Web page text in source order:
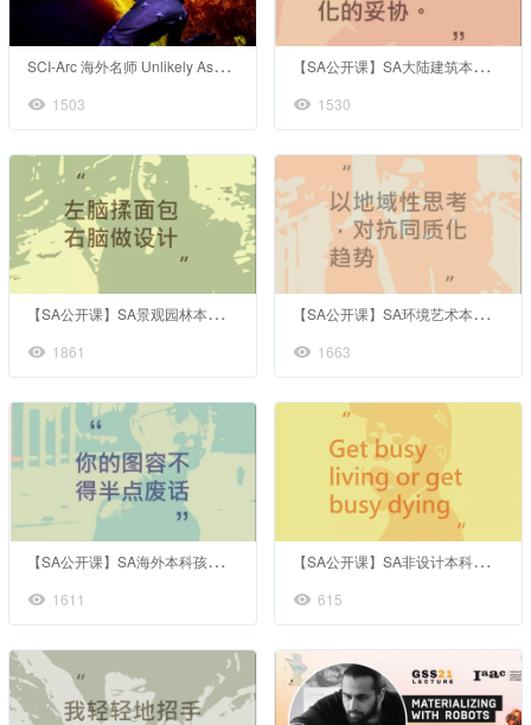
S
CI-Arc 海外名师 Unlikely Assemblage不可能的集合
1503
【
SA公开课】SA大陆建筑本科孩子们的学长交流圆桌会
1530
【
SA公开课】SA景观园林本科孩子们的学长交流圆桌会
1861
【
SA公开课】SA环境艺术本科的学长学姐交流圆桌会
1663
【
SA公开课】SA海外本科孩子们的学长交流圆桌会
1611
【
SA公开课】SA非设计本科孩子们的学长交流圆桌会
615